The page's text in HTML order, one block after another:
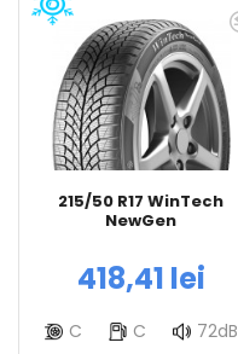
215/50 R17 WinTech
NewGen
418,41 lei
C C 72dB